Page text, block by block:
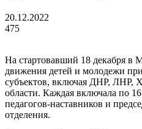
20.12.2022
475
На стартовавший 18 декабря в
движения детей и молодежи
субъектов, включая ДНР, ЛНР,
области. Каждая включала по
педагогов-наставников и
отделения.